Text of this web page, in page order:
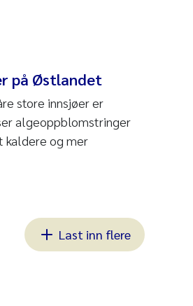
på Østlandet
store innsjøer er
algeoppblomstringer
kaldere og mer
Last inn flere